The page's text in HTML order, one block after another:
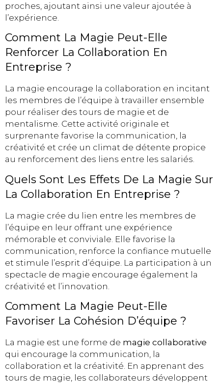
proches, ajoutant ainsi une valeur ajoutée à
l’expérience.
Comment La Magie Peut-Elle
Renforcer La Collaboration En
Entreprise ?
La magie encourage la collaboration en incitant
les membres de l’équipe à travailler ensemble
pour réaliser des tours de magie et de
mentalisme. Cette activité originale et
surprenante favorise la communication, la
créativité et crée un climat de détente propice
au renforcement des liens entre les salariés.
Quels Sont Les Effets De La Magie Sur
La Collaboration En Entreprise ?
La magie crée du lien entre les membres de
l’équipe en leur offrant une expérience
mémorable et conviviale. Elle favorise la
communication, renforce la confiance mutuelle
et stimule l’esprit d’équipe. La participation à un
spectacle de magie encourage également la
créativité et l’innovation.
Comment La Magie Peut-Elle
Favoriser La Cohésion D’équipe ?
La magie est une forme de magie collaborative
qui encourage la communication, la
collaboration et la créativité. En apprenant des
tours de magie, les collaborateurs développent